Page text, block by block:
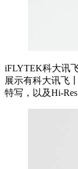
iFLYTEK科大讯
展示有科大讯飞
特写，以及Hi-